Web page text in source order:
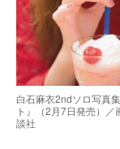
白石麻衣2ndソロ写真
ト』（2月7日発売）／
談社